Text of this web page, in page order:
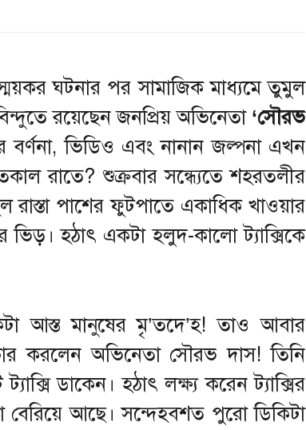
ঘটনার পর সামাজিক মাধ্যমে তুমুল
রয়েছেন জনপ্রিয় অভিনেতা ‘সৌরভ
বর্ণনা, ভিডিও এবং নানান জল্পনা এখন
রাতে? শুক্রবার সন্ধ্যেতে শহরতলীর
রাস্তা পাশের ফুটপাতে একাধিক খাওয়ার
হঠাৎ একটা হলুদ-কালো ট্যাক্সিকে
আস্ত মানুষের মৃ’তদে’হ! তাও আবার
করলেন অভিনেতা সৌরভ দাস! তিনি
ডাকেন। হঠাৎ লক্ষ্য করেন ট্যাক্সির
বেরিয়ে আছে। সন্দেহবশত পুরো ডিকিটা